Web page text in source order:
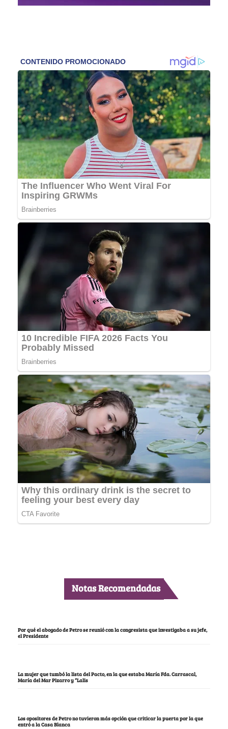
Notas Recomendadas
Por qué el abogado de Petro se reunió con la congresista que investigaba a su jefe,
el Presidente
La mujer que tumbó la lista del Pacto, en la que estaba María Fda. Carrascal,
María del Mar Pizarro y “Lalis
Los opositores de Petro no tuvieron más opción que criticar la puerta por la que
entró a la Casa Blanca